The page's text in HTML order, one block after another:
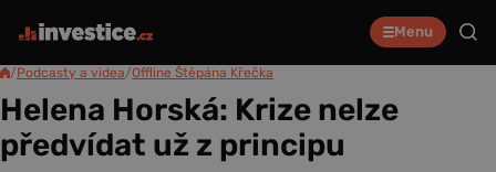
Menu
/Podcasty a videa/Offline Štěpána Křečka
Helena Horská: Krize nelze
předvídat už z principu